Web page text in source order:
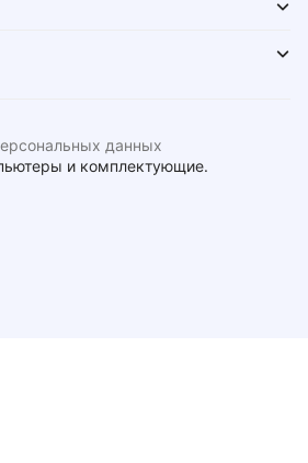
и комплектующие.
данных